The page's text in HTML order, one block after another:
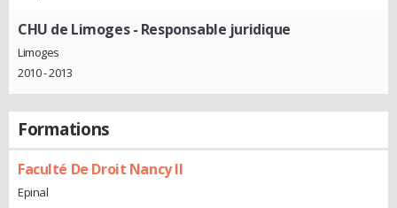
CHU de Limoges- Responsable juridique
Limoges
2010 - 2013
Formations
Faculté De Droit Nancy II
Epinal